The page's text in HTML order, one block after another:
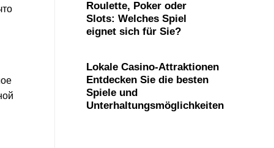
Roulette, Poker oder
Slots: Welches Spiel
eignet sich für Sie?
Lokale Casino-Attraktionen
Entdecken Sie die besten
Spiele und
Unterhaltungsmöglichkeiten